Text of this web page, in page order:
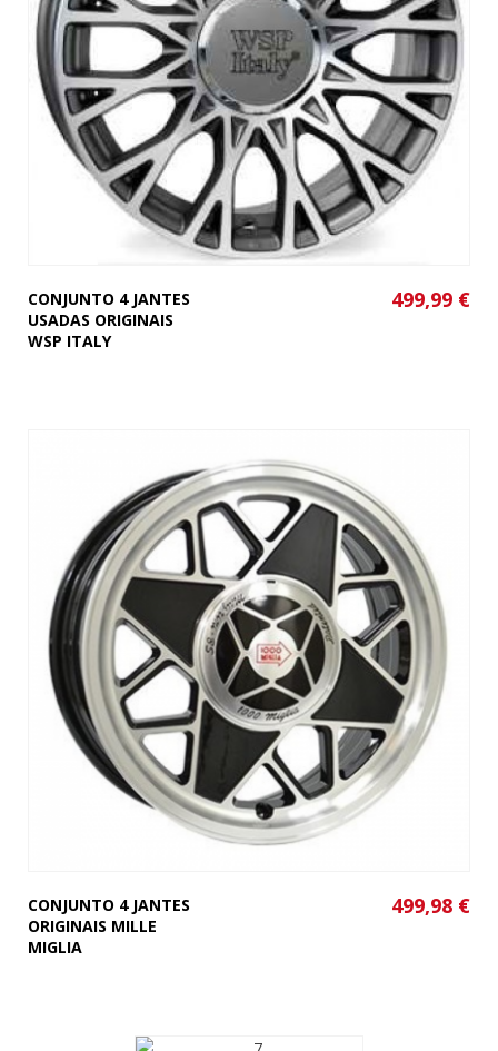
CONJUNTO 4 JANTES
USADAS ORIGINAIS
WSP ITALY
499,99 €
CONJUNTO 4 JANTES
ORIGINAIS MILLE
MIGLIA
499,98 €